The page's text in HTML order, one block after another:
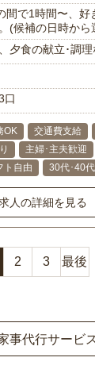
間で1時間〜、好
(候補の日時から
夕食の献立･調
口
OK 交通費支給
主婦･主夫歓迎
ト自由 30代･40
人の詳細を見る
2 3 最後
事代行サービ